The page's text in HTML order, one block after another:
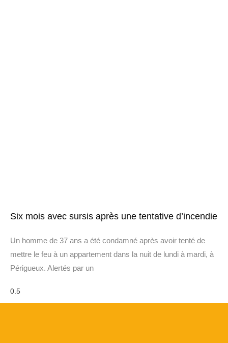
Six mois avec sursis après une tentative d’incendie
Un homme de 37 ans a été condamné après avoir tenté de
mettre le feu à un appartement dans la nuit de lundi à mardi, à
Périgueux. Alertés par un